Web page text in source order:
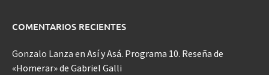
COMENTARIOS RECIENTES
Gonzalo Lanza en Así y Asá. Programa 10. Reseña de
«Homerar» de Gabriel Galli